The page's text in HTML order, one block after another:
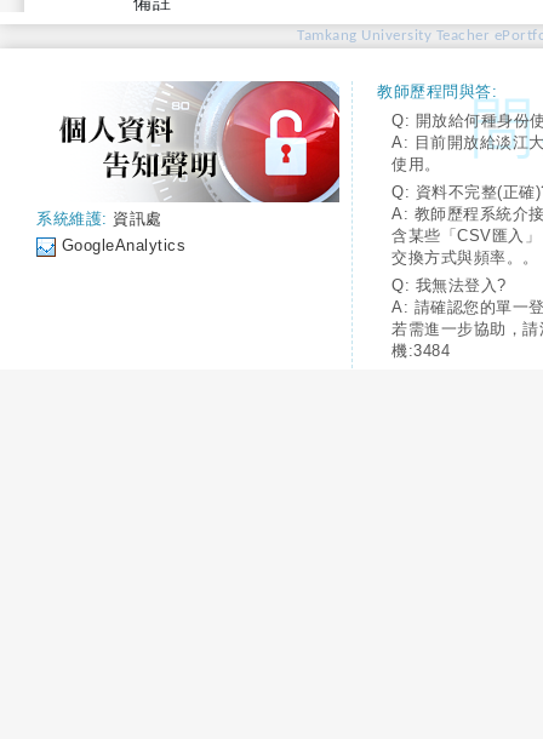
Tamkang University Teacher
系統維護: 資訊處
GoogleAnalytics
教師歷程問與答:
Q: 開放給何種身份
A: 目前開放給淡江
使用。
Q: 資料不完整(正確
A: 教師歷程系統介
含某些「CSV匯入
交換方式與頻率。。
Q: 我無法登入?
A: 請確認您的單一
若需進一步協助，
機:3484